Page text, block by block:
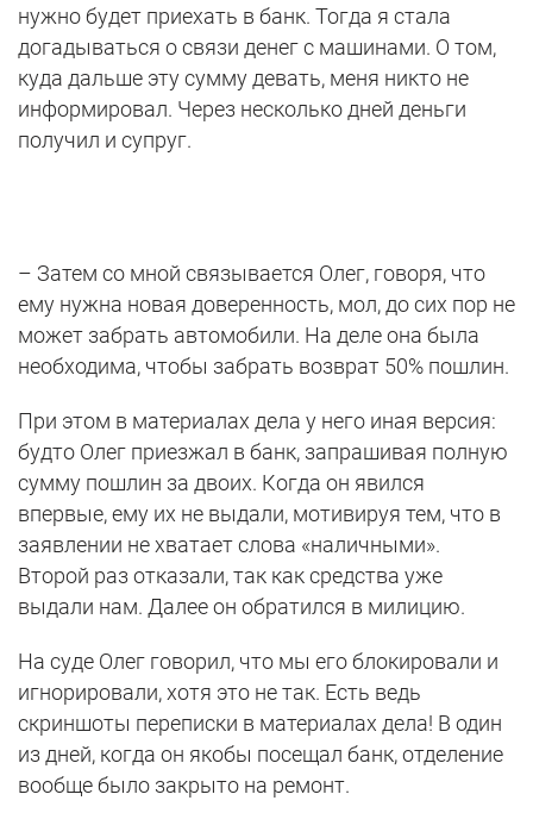
нужно будет приехать в банк. Тогда я стала
догадываться о связи денег с машинами. О том,
куда дальше эту сумму девать, меня никто не
информировал. Через несколько дней деньги
получил и супруг.
– Затем со мной связывается Олег, говоря, что
ему нужна новая доверенность, мол, до сих пор не
может забрать автомобили. На деле она была
необходима, чтобы забрать возврат 50% пошлин.
При этом в материалах дела у него иная версия:
будто Олег приезжал в банк, запрашивая полную
сумму пошлин за двоих. Когда он явился
впервые, ему их не выдали, мотивируя тем, что в
заявлении не хватает слова «наличными».
Второй раз отказали, так как средства уже
выдали нам. Далее он обратился в милицию.
На суде Олег говорил, что мы его блокировали и
игнорировали, хотя это не так. Есть ведь
скриншоты переписки в материалах дела! В один
из дней, когда он якобы посещал банк, отделение
вообще было закрыто на ремонт.